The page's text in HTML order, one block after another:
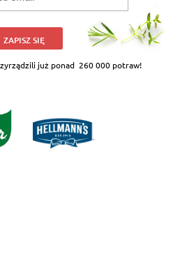
ZAPISZ SIĘ
już ponad 260 000 potraw!